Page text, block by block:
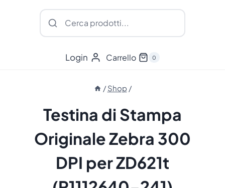
Login Carrello 0
/ Shop /
Testina di Stampa
Originale Zebra 300
DPI per ZD621t